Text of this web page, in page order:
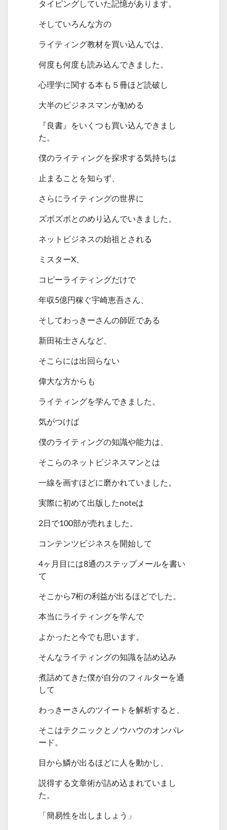
タイピングしていた記憶があります。
そしていろんな方の
ライティング教材を買い込んでは、
何度も何度も読み込んできました。
心理学に関する本も５冊ほど読破し
大半のビジネスマンが勧める
『良書』をいくつも買い込んできまし
た。
僕のライティングを探求する気持ちは
止まることを知らず、
さらにライティングの世界に
ズボズボとのめり込んでいきました。
ネットビジネスの始祖とされる
ミスターX、
コピーライティングだけで
年収5億円稼ぐ宇崎恵吾さん、
そしてわっきーさんの師匠である
新田祐士さんなど、
そこらには出回らない
偉大な方からも
ライティングを学んできました。
気がつけば
僕のライティングの知識や能力は、
そこらのネットビジネスマンとは
一線を画すほどに磨かれていました。
実際に初めて出版したnoteは
2日で100部が売れました。
コンテンツビジネスを開始して
4ヶ月目には8通のステップメールを書い
て
そこから7桁の利益が出るほどでした。
本当にライティングを学んで
よかったと今でも思います。
そんなライティングの知識を詰め込み
煮詰めてきた僕が自分のフィルターを通
して
わっきーさんのツイートを解析すると、
そこはテクニックとノウハウのオンパレ
ード。
目から鱗が出るほどに人を動かし、
説得する文章術が詰め込まれていまし
た。
「簡易性を出しましょう」